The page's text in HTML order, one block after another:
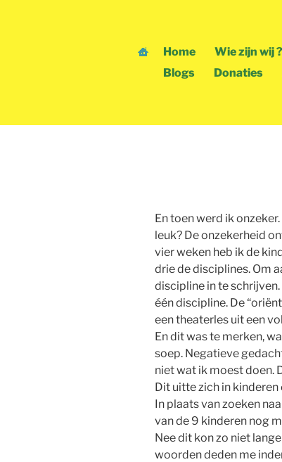
Home Wie zijn wij ?
Blogs
Donaties
En toen werd ik
leuk? De onzekerheid
vier weken heb ik de
drie de disciplines. Om
discipline in te
één discipline. De
een theaterles uit een
En dit was te merken,
soep. Negatieve
niet wat ik moest doen.
Dit uitte zich in
In plaats van zoeken
van de 9 kinderen nog
Nee dit kon zo niet
woorden deden me